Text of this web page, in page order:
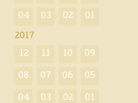
04 03 02 01
2017
12 11 10 09
08 07 06 05
04 03 02 01